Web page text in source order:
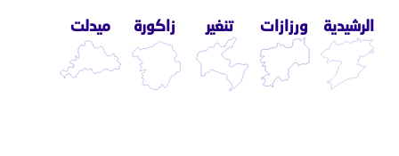
الرشيدية ورزازات تنغير زاكورة ميدلت